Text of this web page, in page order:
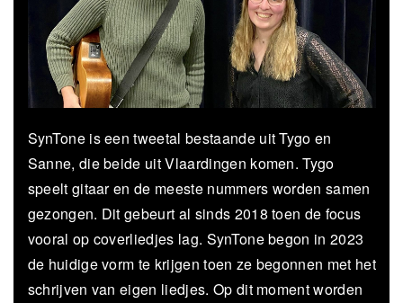
SynTone is een tweetal bestaande uit Tygo en
Sanne, die beide uit Vlaardingen komen. Tygo
speelt gitaar en de meeste nummers worden samen
gezongen. Dit gebeurt al sinds 2018 toen de focus
vooral op coverliedjes lag. SynTone begon in 2023
de huidige vorm te krijgen toen ze begonnen met het
schrijven van eigen liedjes. Op dit moment worden